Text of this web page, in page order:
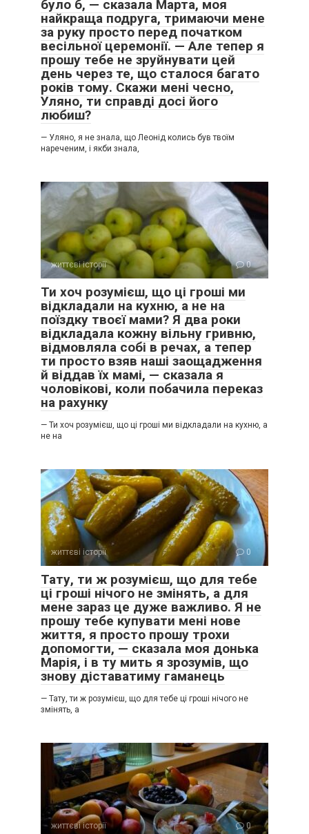
було б, — сказала Марта, моя
найкраща подруга, тримаючи мене
за руку просто перед початком
весільної церемонії. — Але тепер я
прошу тебе не зруйнувати цей
день через те, що сталося багато
років тому. Скажи мені чесно,
Уляно, ти справді досі його
любиш?
— Уляно, я не знала, що Леонід колись був твоїм
нареченим, і якби знала,
життєві історії 0
Ти хоч розумієш, що ці гроші ми
відкладали на кухню, а не на
поїздку твоєї мами? Я два роки
відкладала кожну вільну гривню,
відмовляла собі в речах, а тепер
ти просто взяв наші заощадження
й віддав їх мамі, — сказала я
чоловікові, коли побачила переказ
на рахунку
— Ти хоч розумієш, що ці гроші ми відкладали на кухню, а
не на
життєві історії 0
Тату, ти ж розумієш, що для тебе
ці гроші нічого не змінять, а для
мене зараз це дуже важливо. Я не
прошу тебе купувати мені нове
життя, я просто прошу трохи
допомогти, — сказала моя донька
Марія, і в ту мить я зрозумів, що
знову діставатиму гаманець
— Тату, ти ж розумієш, що для тебе ці гроші нічого не
змінять, а
життєві історії 0